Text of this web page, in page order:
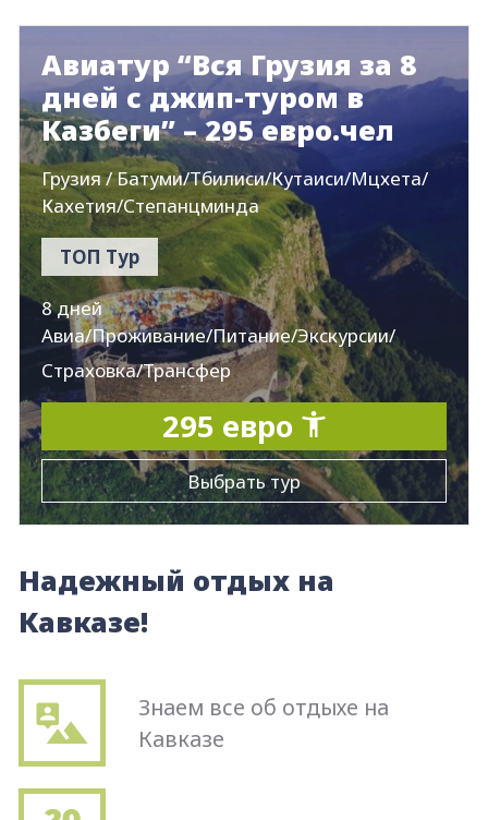
Авиатур “Вся Грузия за 8
дней с джип-туром в
Казбеги” – 295 евро.чел
Грузия / Батуми/Тбилиси/Кутаиси/Мцхета/
Кахетия/Степанцминда
ТОП Тур
8 дней
Авиа/Проживание/Питание/Экскурсии/
Страховка/Трансфер
295 евро
Выбрать тур
Надежный отдых на
Кавказе!
Знаем все об отдыхе на
Кавказе